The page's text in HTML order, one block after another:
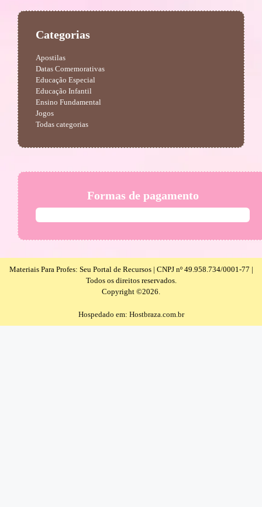
Categorias
Apostilas
Datas Comemorativas
Educação Especial
Educação Infantil
Ensino Fundamental
Jogos
Todas categorias
Formas de pagamento
Materiais Para Profes: Seu Portal de Recursos | CNPJ nº 49.958.734/0001-77 |
Todos os direitos reservados.
Copyright ©2026.
Hospedado em: Hostbraza.com.br